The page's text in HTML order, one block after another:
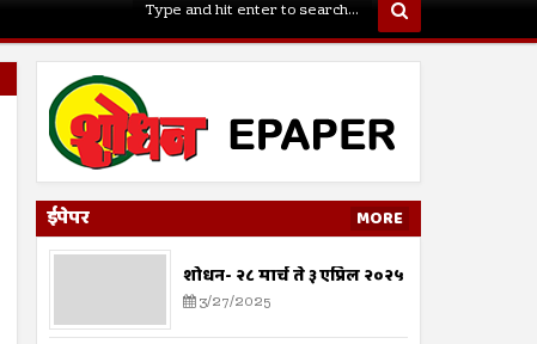
ईपेपर MORE
शोधन- २८ मार्च ते ३ एप्रिल २०२५
3/27/2025